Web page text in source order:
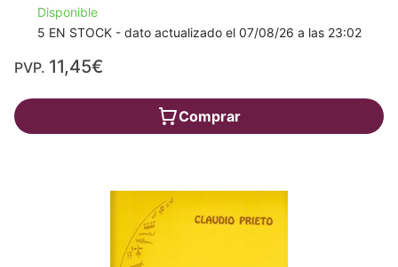
Disponible
5 EN STOCK - dato actualizado el 07/08/26 a las 23:02
PVP. 11,45€
Comprar